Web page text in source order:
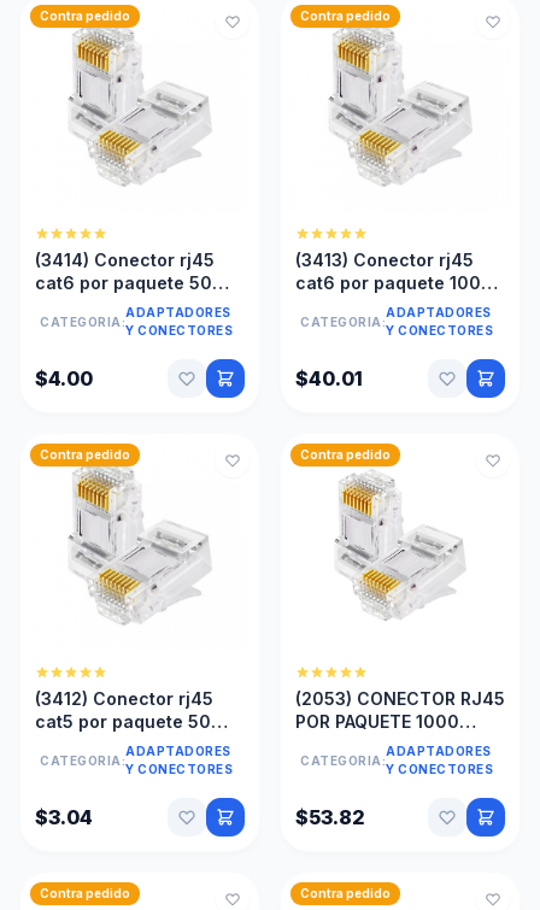
Contra pedido
(3414) Conector rj45
cat6 por paquete 50
CATEGORIA:
ADAPTADORES
Y CONECTORES
$4.00
Contra pedido
(3413) Conector rj45
cat6 por paquete 1000
CATEGORIA:
ADAPTADORES
Y CONECTORES
$40.01
Contra pedido
(3412) Conector rj45
cat5 por paquete 50
CATEGORIA:
ADAPTADORES
Y CONECTORES
$3.04
Contra pedido
(2053) CONECTOR RJ45
POR PAQUETE 1000
CATEGORIA:
ADAPTADORES
Y CONECTORES
$53.82
Contra pedido Contra pedido